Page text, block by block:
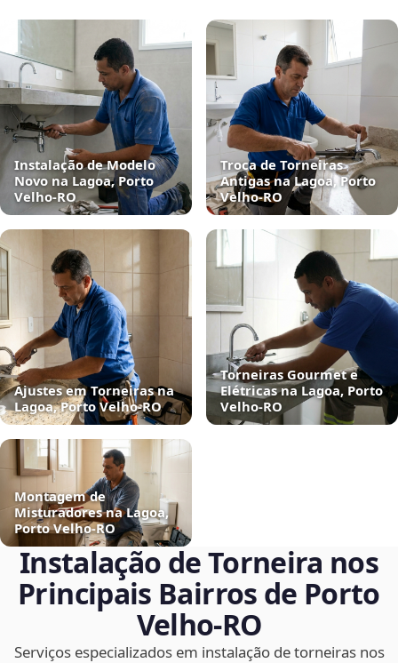
Instalação de Modelo
Novo na Lagoa, Porto
Velho‑RO
Troca de Torneiras
Antigas na Lagoa, Porto
Velho‑RO
Ajustes em Torneiras na
Lagoa, Porto Velho‑RO
Torneiras Gourmet e
Elétricas na Lagoa, Porto
Velho‑RO
Montagem de
Misturadores na Lagoa,
Porto Velho‑RO
Instalação de Torneira nos
Principais Bairros de Porto
Velho‑RO
Serviços especializados em instalação de torneiras nos